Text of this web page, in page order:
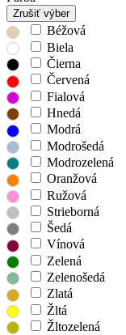
Zrušiť výber
Béžová
Biela
Čierna
Červená
Fialová
Hnedá
Modrá
Modrošedá
Modrozelená
Oranžová
Ružová
Strieborná
Šedá
Vínová
Zelená
Zelenošedá
Zlatá
Žltá
Žltozelená